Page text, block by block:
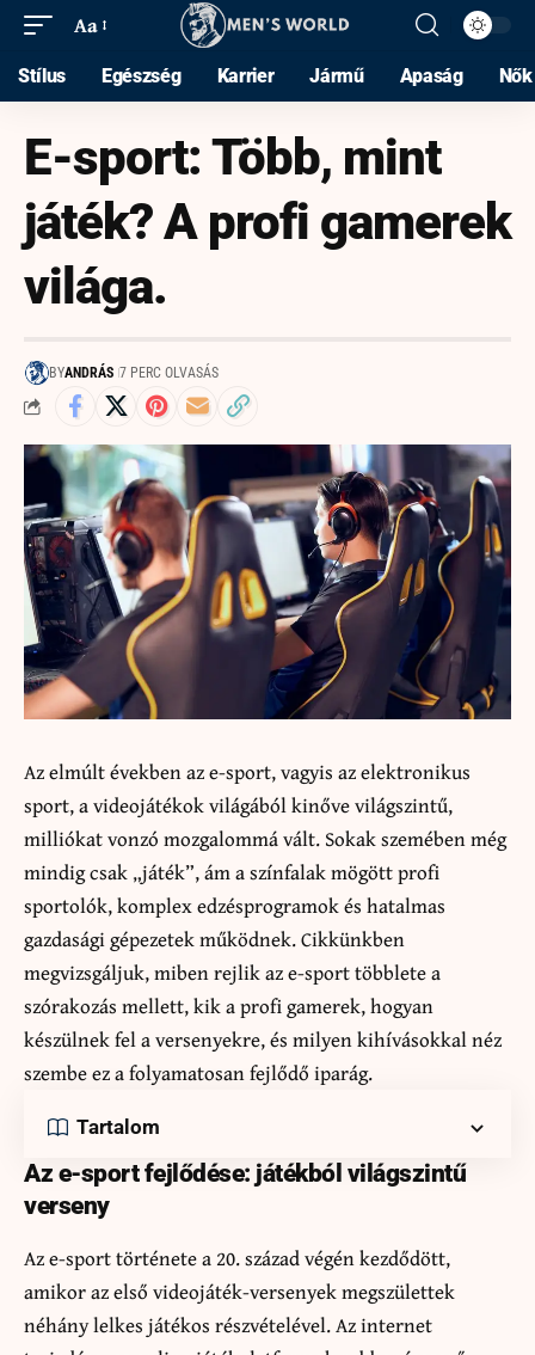
Aa
Stílus Egészség Karrier Jármű Apaság Nők
E-sport: Több, mint
játék? A profi gamerek
világa.
BYANDRÁS 7 PERC OLVASÁS
Az elmúlt években az e-sport, vagyis az elektronikus
sport, a videojátékok világából kinőve világszintű,
milliókat vonzó mozgalommá vált. Sokak szemében még
mindig csak „játék”, ám a színfalak mögött profi
sportolók, komplex edzésprogramok és hatalmas
gazdasági gépezetek működnek. Cikkünkben
megvizsgáljuk, miben rejlik az e-sport többlete a
szórakozás mellett, kik a profi gamerek, hogyan
készülnek fel a versenyekre, és milyen kihívásokkal néz
szembe ez a folyamatosan fejlődő iparág.
Tartalom
Az e-sport fejlődése: játékból világszintű
verseny
Az e-sport története a 20. század végén kezdődött,
amikor az első videojáték-versenyek megszülettek
néhány lelkes játékos részvételével. Az internet